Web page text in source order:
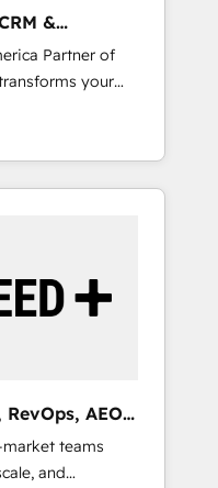
for total
for enterprise-
| 1,000+
&
Partner of
your
engine. Our
and Point
making this the
team. -
to drive
custom agents
HIPAA-
AEO
teams
and